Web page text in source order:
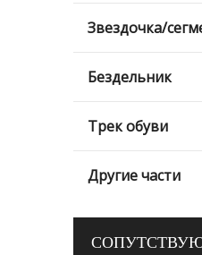
Звездочка/
Бездельник
Трек обуви
Другие части